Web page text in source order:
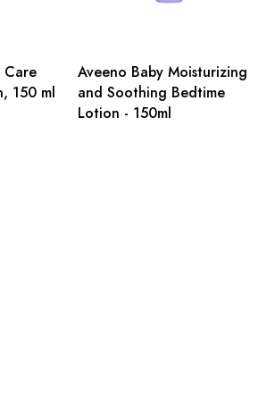
Care
150 ml
Aveeno Baby Moisturizing
and Soothing Bedtime
Lotion - 150ml